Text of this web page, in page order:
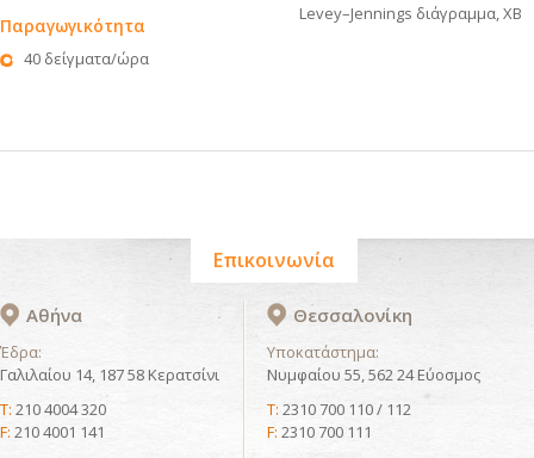
Παραγωγικότητα
40 δείγματα/ώρα
Levey–Jennings διάγραμμα, XB
Επικοινωνία
Αθήνα
Έδρα:
Γαλιλαίου 14, 187 58 Κερατσίνι
T: 210 4004 320
F: 210 4001 141
Θεσσαλονίκη
Υποκατάστημα:
Νυμφαίου 55, 562 24 Εύοσμος
T: 2310 700 110 / 112
F: 2310 700 111